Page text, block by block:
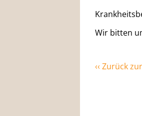
Wir bitten
‹‹ Zurück